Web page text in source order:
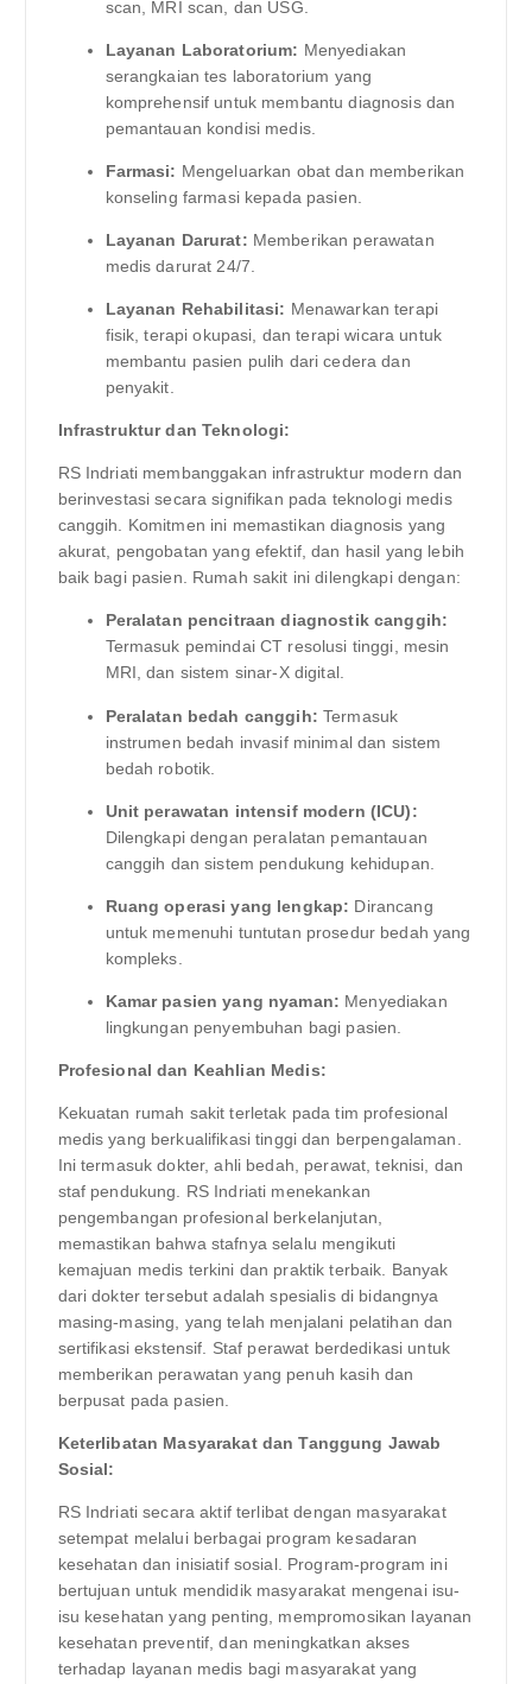
scan, MRI scan, dan USG.
Layanan Laboratorium: Menyediakan
serangkaian tes laboratorium yang
komprehensif untuk membantu diagnosis dan
pemantauan kondisi medis.
Farmasi: Mengeluarkan obat dan memberikan
konseling farmasi kepada pasien.
Layanan Darurat: Memberikan perawatan
medis darurat 24/7.
Layanan Rehabilitasi: Menawarkan terapi
fisik, terapi okupasi, dan terapi wicara untuk
membantu pasien pulih dari cedera dan
penyakit.
Infrastruktur dan Teknologi:
RS Indriati membanggakan infrastruktur modern dan
berinvestasi secara signifikan pada teknologi medis
canggih. Komitmen ini memastikan diagnosis yang
akurat, pengobatan yang efektif, dan hasil yang lebih
baik bagi pasien. Rumah sakit ini dilengkapi dengan:
Peralatan pencitraan diagnostik canggih:
Termasuk pemindai CT resolusi tinggi, mesin
MRI, dan sistem sinar-X digital.
Peralatan bedah canggih: Termasuk
instrumen bedah invasif minimal dan sistem
bedah robotik.
Unit perawatan intensif modern (ICU):
Dilengkapi dengan peralatan pemantauan
canggih dan sistem pendukung kehidupan.
Ruang operasi yang lengkap: Dirancang
untuk memenuhi tuntutan prosedur bedah yang
kompleks.
Kamar pasien yang nyaman: Menyediakan
lingkungan penyembuhan bagi pasien.
Profesional dan Keahlian Medis:
Kekuatan rumah sakit terletak pada tim profesional
medis yang berkualifikasi tinggi dan berpengalaman.
Ini termasuk dokter, ahli bedah, perawat, teknisi, dan
staf pendukung. RS Indriati menekankan
pengembangan profesional berkelanjutan,
memastikan bahwa stafnya selalu mengikuti
kemajuan medis terkini dan praktik terbaik. Banyak
dari dokter tersebut adalah spesialis di bidangnya
masing-masing, yang telah menjalani pelatihan dan
sertifikasi ekstensif. Staf perawat berdedikasi untuk
memberikan perawatan yang penuh kasih dan
berpusat pada pasien.
Keterlibatan Masyarakat dan Tanggung Jawab
Sosial:
RS Indriati secara aktif terlibat dengan masyarakat
setempat melalui berbagai program kesadaran
kesehatan dan inisiatif sosial. Program-program ini
bertujuan untuk mendidik masyarakat mengenai isu-
isu kesehatan yang penting, mempromosikan layanan
kesehatan preventif, dan meningkatkan akses
terhadap layanan medis bagi masyarakat yang